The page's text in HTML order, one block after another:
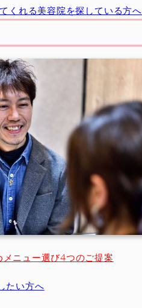
くれる美容院を探している方へ
ニュー選び4つのご提案
たい方へ